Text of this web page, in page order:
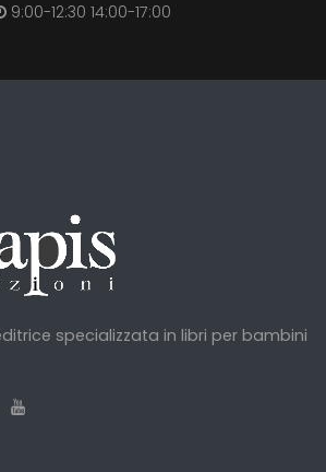
9:00-12:30 14:00-17:00
specializzata in libri per bambini